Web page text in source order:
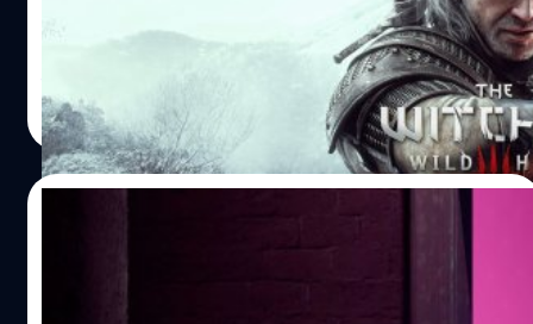
ล่าสุดได้ประกาศช่วงที่จะวางจำหน่ายแล้ว
| 1542 days ago
Read More